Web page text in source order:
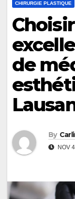
CHIRURGIE PLASTIQUE
de
By
NOV